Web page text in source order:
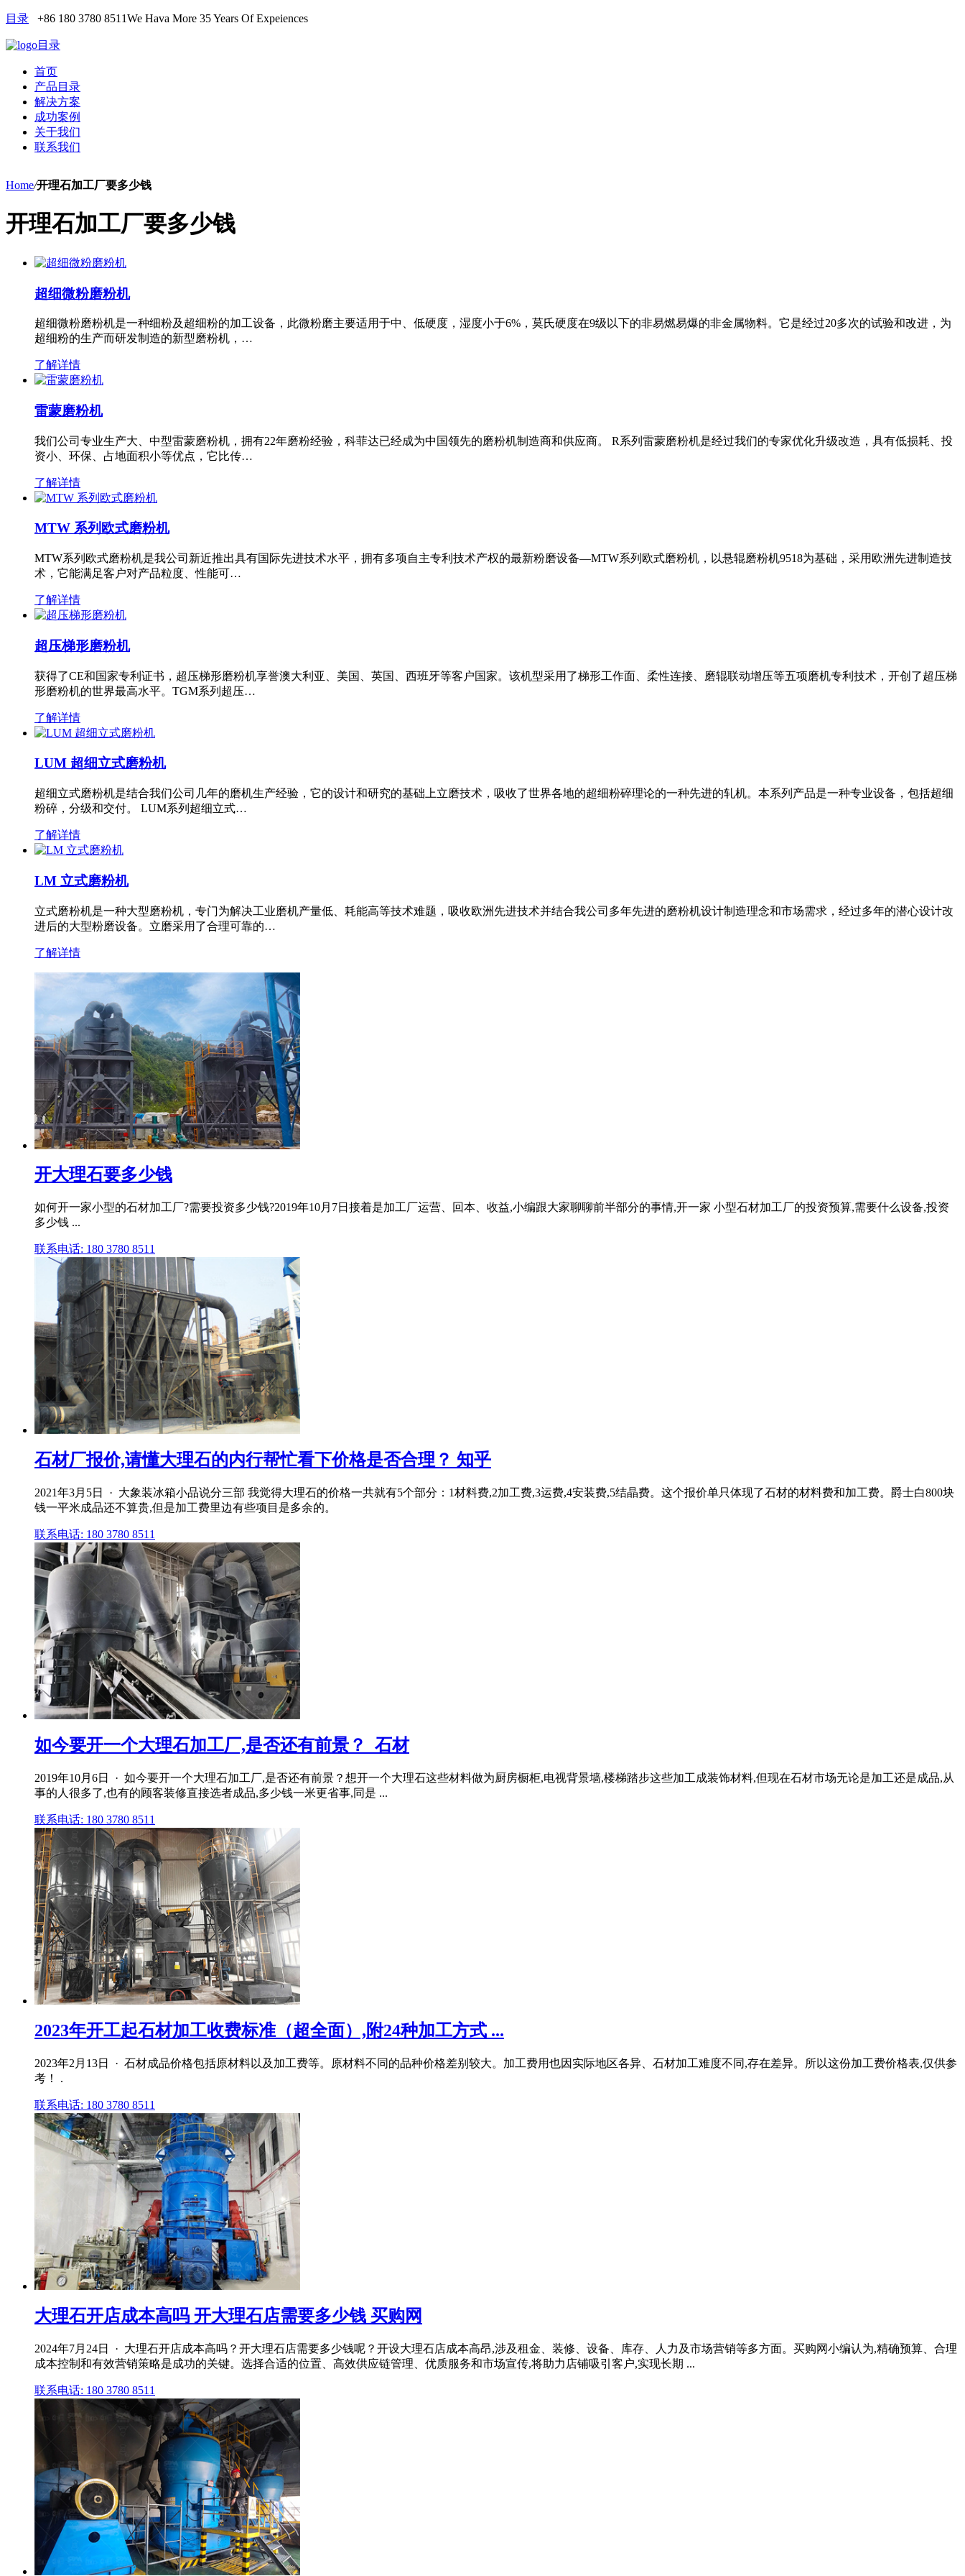
目录 +86 180 3780 8511We Hava More 35 Years Of Expeiences
目录
首页
产品目录
解决方案
成功案例
关于我们
联系我们
Home/开理石加工厂要多少钱
开理石加工厂要多少钱
超细微粉磨粉机
超细微粉磨粉机是一种细粉及超细粉的加工设备，此微粉磨主要适用于中、低硬度，湿度小于6%，莫氏硬度在9级以下的非易燃易爆的非金属物料。它是经过20多次的试验和改进，为
超细粉的生产而研发制造的新型磨粉机，…
了解详情
雷蒙磨粉机
我们公司专业生产大、中型雷蒙磨粉机，拥有22年磨粉经验，科菲达已经成为中国领先的磨粉机制造商和供应商。 R系列雷蒙磨粉机是经过我们的专家优化升级改造，具有低损耗、投
资小、环保、占地面积小等优点，它比传…
了解详情
MTW 系列欧式磨粉机
MTW系列欧式磨粉机是我公司新近推出具有国际先进技术水平，拥有多项自主专利技术产权的最新粉磨设备—MTW系列欧式磨粉机，以悬辊磨粉机9518为基础，采用欧洲先进制造技
术，它能满足客户对产品粒度、性能可…
了解详情
超压梯形磨粉机
获得了CE和国家专利证书，超压梯形磨粉机享誉澳大利亚、美国、英国、西班牙等客户国家。该机型采用了梯形工作面、柔性连接、磨辊联动增压等五项磨机专利技术，开创了超压梯
形磨粉机的世界最高水平。TGM系列超压…
了解详情
LUM 超细立式磨粉机
超细立式磨粉机是结合我们公司几年的磨机生产经验，它的设计和研究的基础上立磨技术，吸收了世界各地的超细粉碎理论的一种先进的轧机。本系列产品是一种专业设备，包括超细
粉碎，分级和交付。 LUM系列超细立式…
了解详情
LM 立式磨粉机
立式磨粉机是一种大型磨粉机，专门为解决工业磨机产量低、耗能高等技术难题，吸收欧洲先进技术并结合我公司多年先进的磨粉机设计制造理念和市场需求，经过多年的潜心设计改
进后的大型粉磨设备。立磨采用了合理可靠的…
了解详情
开大理石要多少钱
如何开一家小型的石材加工厂?需要投资多少钱?2019年10月7日接着是加工厂运营、回本、收益,小编跟大家聊聊前半部分的事情,开一家 小型石材加工厂的投资预算,需要什么设备,投资
多少钱 ...
联系电话: 180 3780 8511
石材厂报价,请懂大理石的内行帮忙看下价格是否合理？ 知乎
2021年3月5日 · 大象装冰箱小品说分三部 我觉得大理石的价格一共就有5个部分：1材料费,2加工费,3运费,4安装费,5结晶费。这个报价单只体现了石材的材料费和加工费。爵士白800块
钱一平米成品还不算贵,但是加工费里边有些项目是多余的。
联系电话: 180 3780 8511
如今要开一个大理石加工厂,是否还有前景？_石材
2019年10月6日 · 如今要开一个大理石加工厂,是否还有前景？想开一个大理石这些材料做为厨房橱柜,电视背景墙,楼梯踏步这些加工成装饰材料,但现在石材市场无论是加工还是成品,从
事的人很多了,也有的顾客装修直接选者成品,多少钱一米更省事,同是 ...
联系电话: 180 3780 8511
2023年开工起石材加工收费标准（超全面）,附24种加工方式 ...
2023年2月13日 · 石材成品价格包括原材料以及加工费等。原材料不同的品种价格差别较大。加工费用也因实际地区各异、石材加工难度不同,存在差异。所以这份加工费价格表,仅供参
考！ .
联系电话: 180 3780 8511
大理石开店成本高吗 开大理石店需要多少钱 买购网
2024年7月24日 · 大理石开店成本高吗？开大理石店需要多少钱呢？开设大理石店成本高昂,涉及租金、装修、设备、库存、人力及市场营销等多方面。买购网小编认为,精确预算、合理
成本控制和有效营销策略是成功的关键。选择合适的位置、高效供应链管理、优质服务和市场宣传,将助力店铺吸引客户,实现长期 ...
联系电话: 180 3780 8511